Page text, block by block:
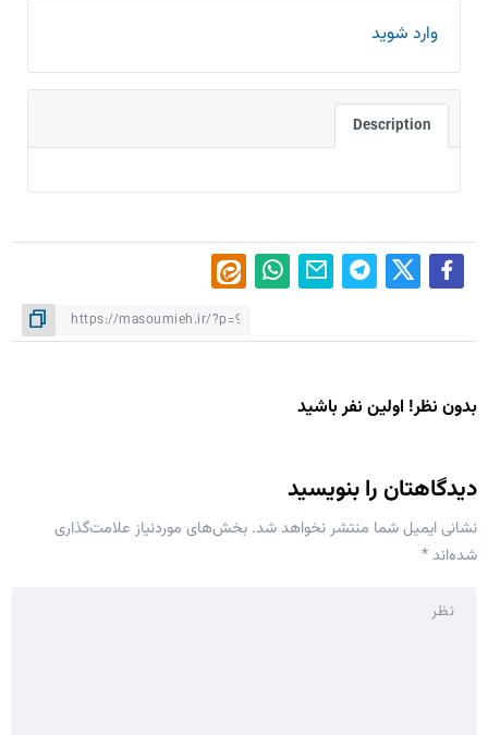
وارد شوید
Description
بدون نظر! اولین نفر باشید
دیدگاهتان را بنویسید
نشانی ایمیل شما منتشر نخواهد شد. بخش‌های موردنیاز علامت‌گذاری
شده‌اند*